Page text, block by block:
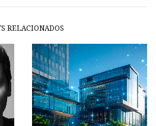
RELACIONADOS